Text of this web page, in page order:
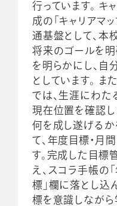
行っています。 キ
成の「キャリアマ
通基盤として、本
将来のゴールを明
を明らかにし、自
としています。 ま
では、生涯にわた
現在位置を確認し
何を成し遂げるか
て、年度目標・月
す。完成した目標
え、スコラ手帳の
標」欄に落とし込
標を意識しなが